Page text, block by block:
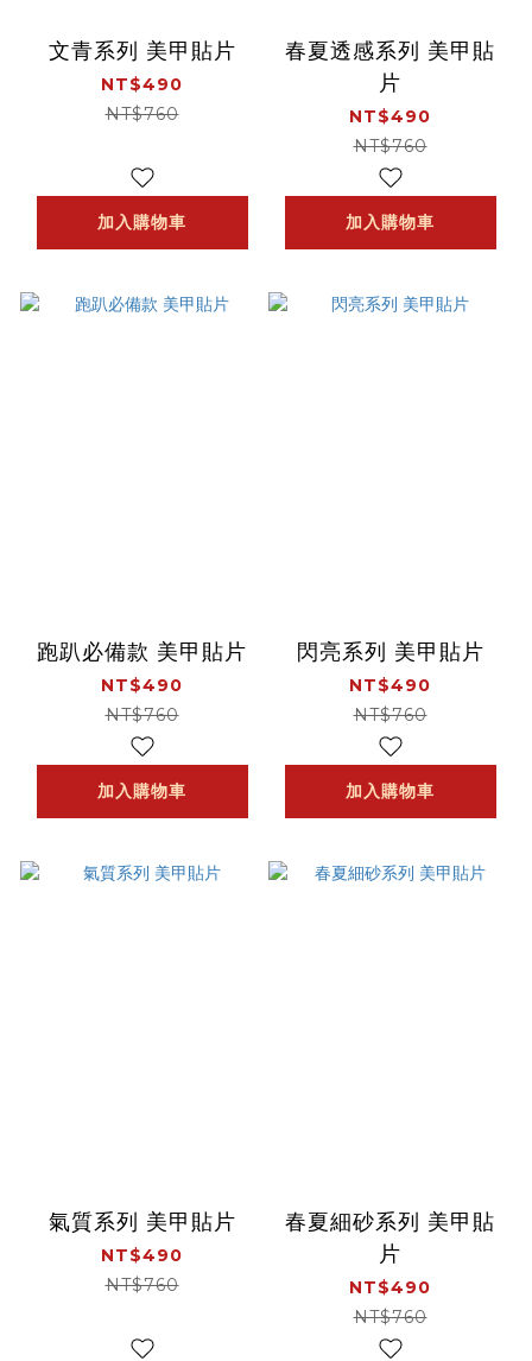
文青系列 美甲貼片
NT$490
NT$760
加入購物車
春夏透感系列 美甲貼
片
NT$490
NT$760
加入購物車
跑趴必備款 美甲貼片
NT$490
NT$760
加入購物車
閃亮系列 美甲貼片
NT$490
NT$760
加入購物車
氣質系列 美甲貼片
NT$490
NT$760
春夏細砂系列 美甲貼
片
NT$490
NT$760